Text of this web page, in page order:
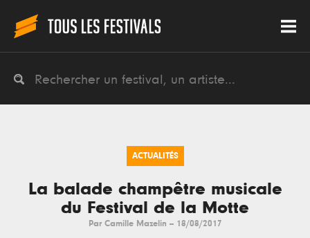
ACTUALITÉS
La balade champêtre musicale
du Festival de la Motte
Par Camille Mazelin -- 18/08/2017